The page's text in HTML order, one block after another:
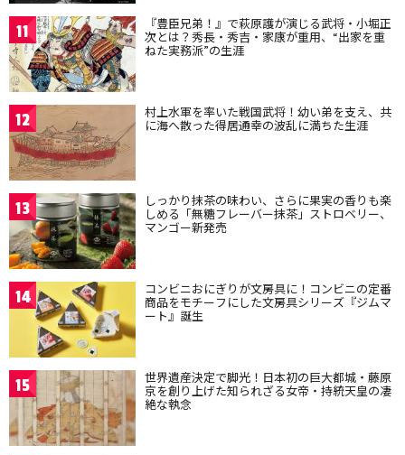
11 『豊臣兄弟！』で萩原護が演じる武将・小堀正
次とは？秀長・秀吉・家康が重用、“出家を重
ねた実務派”の生涯
12 村上水軍を率いた戦国武将！幼い弟を支え、共
に海へ散った得居通幸の波乱に満ちた生涯
13 しっかり抹茶の味わい、さらに果実の香りも楽
しめる「無糖フレーバー抹茶」ストロベリー、
マンゴー新発売
14 コンビニおにぎりが文房具に！コンビニの定番
商品をモチーフにした文房具シリーズ『ジムマ
ート』誕生
15 世界遺産決定で脚光！日本初の巨大都城・藤原
京を創り上げた知られざる女帝・持統天皇の凄
絶な執念